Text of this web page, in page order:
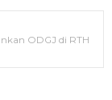
ODGJ di RTH